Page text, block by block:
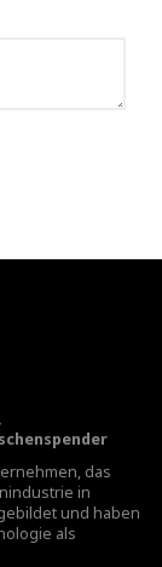
das
in
und haben
als